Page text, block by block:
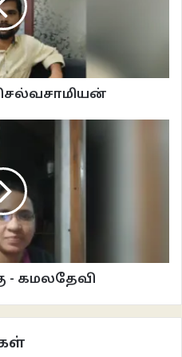
வேலைகளையும் தானே செய்து
பற்றிக்கொள்கிறது. இப்போது
நினைத்து சந்தோஷப்படுவதா இல்லை,
இருந்தே தூக்கம் தொலைத்த
இது போன்ற எண்ணங்கள் தன்னை
பொழுதுகளில் எண்ணங்கள்
சத்தமிட்ட குழந்தைகளைப் போய்ப்
சிதறி ஓடியபடியே இருந்தன.
சமாதானம் செய்து கொள்ளுவதும்,
சிந்தால் சோப்பின்
சுற்றி ஒரு தடவை
இடத்தில் கிடந்தது. பிள்ளைகளிடம்
வைக்க சொல்ல வேண்டும் என தனக்குள்
- கமலதேவி